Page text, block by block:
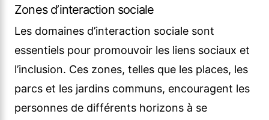
Zones d’interaction sociale
Les domaines d’interaction sociale sont
essentiels pour promouvoir les liens sociaux et
l’inclusion. Ces zones, telles que les places, les
parcs et les jardins communs, encouragent les
personnes de différents horizons à se